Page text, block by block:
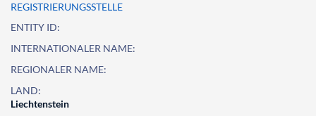
REGISTRIERUNGSSTELLE
ENTITY ID:
INTERNATIONALER NAME:
REGIONALER NAME:
LAND:
Liechtenstein